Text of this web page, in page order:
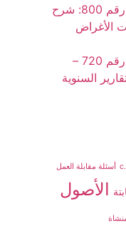
معيار المراجعة المصري رقم 800: شرح
الأغراض
معيار المراجعة المصري رقم 720 –
السنوية
أسئلة مقابلة العمل
الأصول